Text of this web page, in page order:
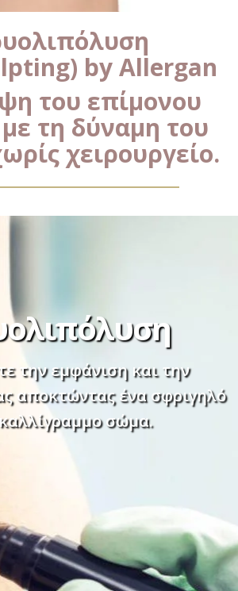
by Allergan
του επίμονου
τη δύναμη του
χειρουργείο.
την εμφάνιση και την
αποκτώντας ένα σφριγηλό
σώμα.